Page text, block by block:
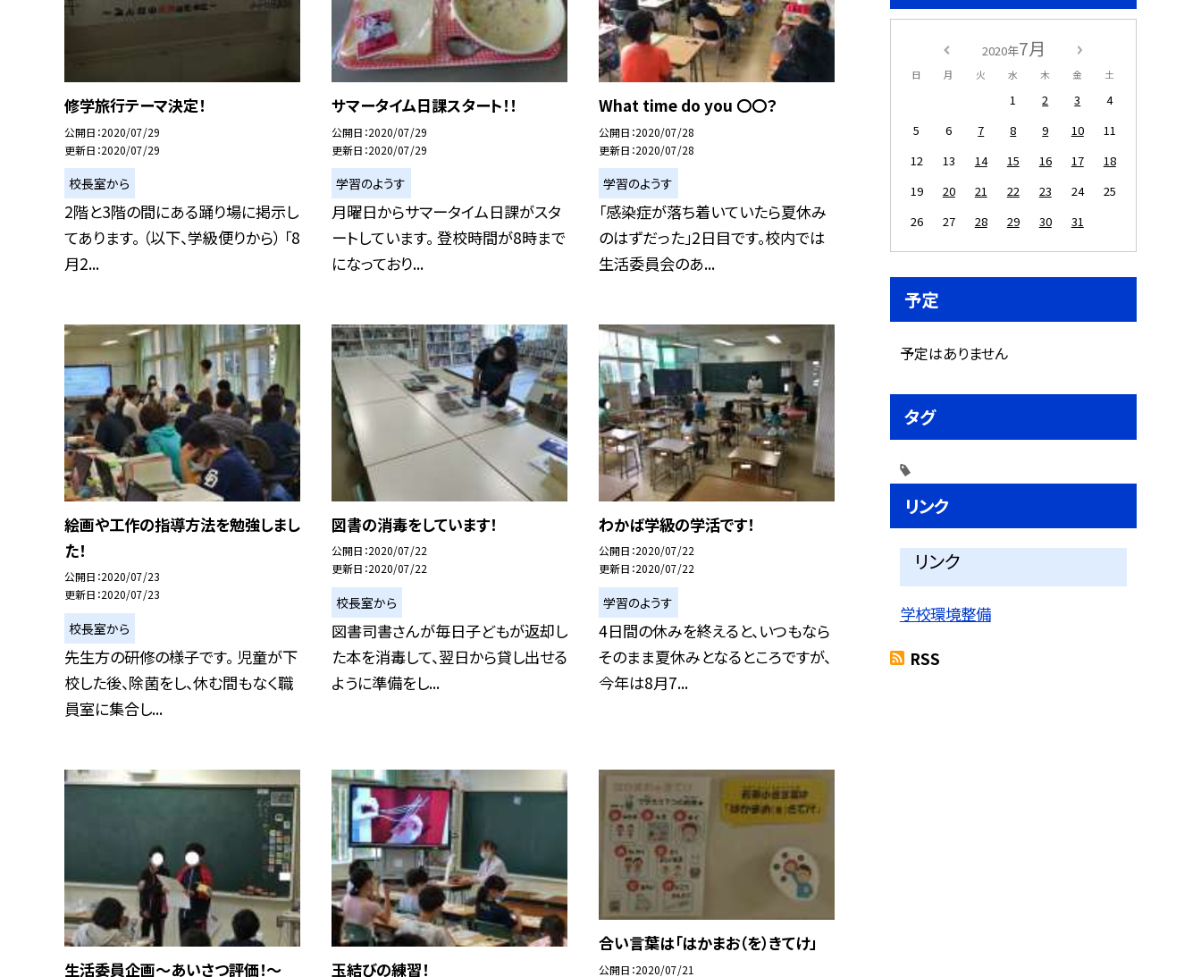
修学旅行テーマ決定！
公開日 2020/07/29
更新日 2020/07/29
校長室から
2階と3階の間にある踊り場に掲示し
てあります。 （以下、学級便りから） 「8
月2...
サマータイム日課スタート！！
公開日 2020/07/29
更新日 2020/07/29
学習のようす
月曜日からサマータイム日課がスタ
ートしています。 登校時間が8時まで
になっており...
What time do you 〇〇？
公開日 2020/07/28
更新日 2020/07/28
学習のようす
「感染症が落ち着いていたら夏休み
のはずだった」2日目です。校内では
生活委員会のあ...
絵画や工作の指導方法を勉強しまし
た！
公開日 2020/07/23
更新日 2020/07/23
校長室から
先生方の研修の様子です。 児童が下
校した後、除菌をし、休む間もなく職
員室に集合し...
図書の消毒をしています！
公開日 2020/07/22
更新日 2020/07/22
校長室から
図書司書さんが毎日子どもが返却し
た本を消毒して、翌日から貸し出せる
ように準備をし...
わかば学級の学活です！
公開日 2020/07/22
更新日 2020/07/22
学習のようす
4日間の休みを終えると、いつもなら
そのまま夏休みとなるところですが、
今年は8月7...
生活委員企画〜あいさつ評価！〜 玉結びの練習！
合い言葉は「はかまお（を）きてけ」
公開日 2020/07/21
2020年7月
日 月 火 水 木 金 土
1 2 3
4
5
6 7 8 9 10
11
12
13 14 15 16 17
18
19
20 21 22 23 24
25
26
27 28 29 30 31
予定
予定はありません
タグ
リンク
リンク
学校環境整備
RSS